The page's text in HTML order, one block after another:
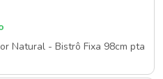
Natural - Bistrô Fixa 98cm pta